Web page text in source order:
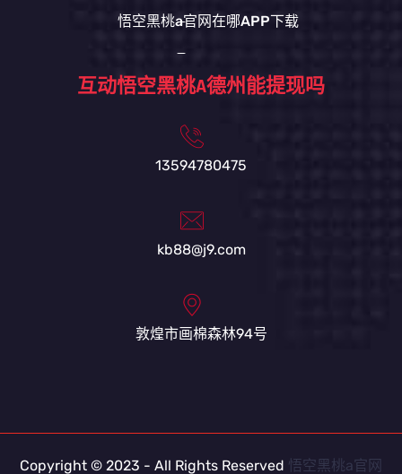
悟空黑桃a官网在哪APP下载
互动悟空黑桃A德州能提现吗
13594780475
kb88@j9.com
敦煌市画棉森林94号
Copyright © 2023 - All Rights Reserved 悟空黑桃a官网